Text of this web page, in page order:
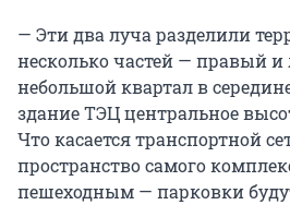
— Эти два луча разделили
несколько частей — правый и
небольшой квартал в
здание ТЭЦ центральное
Что касается транспортной
пространство самого
пешеходным — парковки